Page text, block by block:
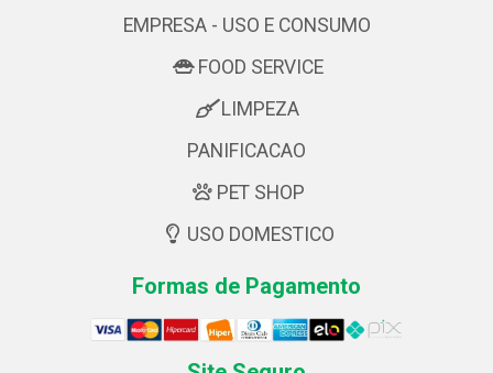
EMPRESA - USO E CONSUMO
FOOD SERVICE
LIMPEZA
PANIFICACAO
PET SHOP
USO DOMESTICO
Formas de Pagamento